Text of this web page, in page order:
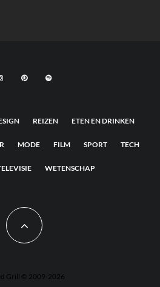
REIZEN ETEN EN DRINKEN
MODE FILM SPORT TECH
WETENSCHAP
Grill © 2009-2026